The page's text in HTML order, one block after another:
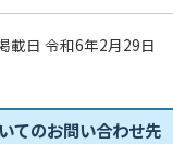
載日 令和6年2月29日
てのお問い合わせ先